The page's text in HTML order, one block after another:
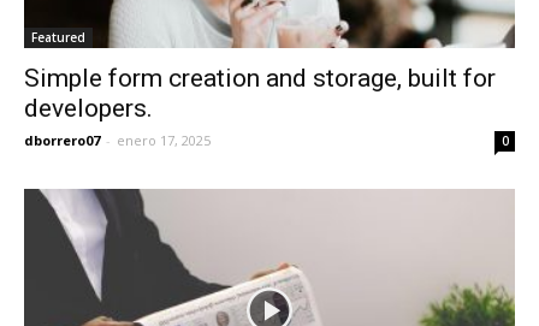
Featured
Simple form creation and storage, built for
developers.
dborrero07 - enero 17, 2025 0